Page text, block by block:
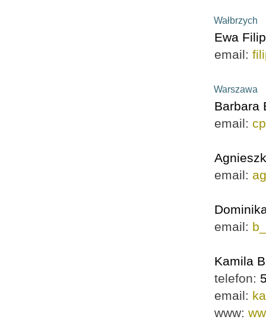
Wałbrzych
Ewa
email:
Warszawa
Barbara
email:
email:
email:
Kamila
telefon:
email:
www: